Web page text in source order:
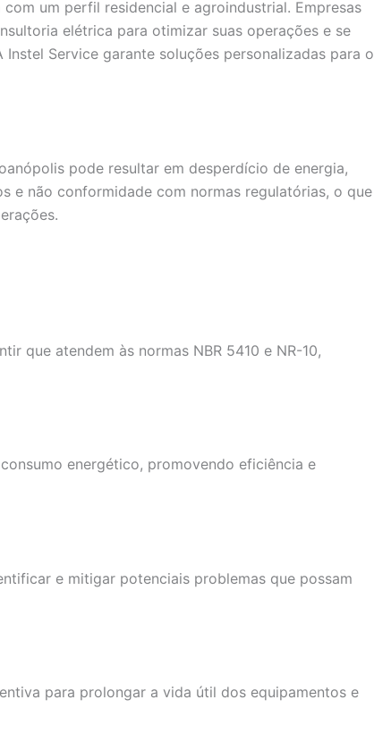
um perfil residencial e agroindustrial. Empresas
elétrica para otimizar suas operações e se
Service garante soluções personalizadas para o
pode resultar em desperdício de energia,
e não conformidade com normas regulatórias, o que
que atendem às normas NBR 5410 e NR-10,
energético, promovendo eficiência e
e mitigar potenciais problemas que possam
para prolongar a vida útil dos equipamentos e